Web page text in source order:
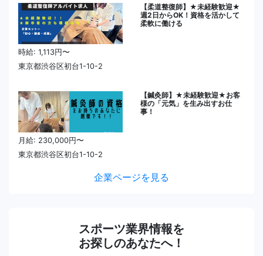
【柔道整復師】★未経験歓迎★
週2日からOK！資格を活かして
柔軟に働ける
時給: 1,113円〜
東京都渋谷区初台1-10-2
【鍼灸師】★未経験歓迎★お客
様の「元気」を生み出すお仕
事！
月給: 230,000円〜
東京都渋谷区初台1-10-2
企業ページを見る
スポーツ業界情報を
お探しのあなたへ！